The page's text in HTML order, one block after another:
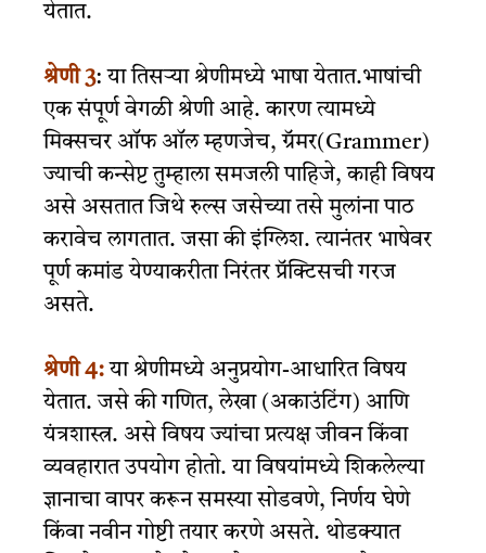
येतात.
श्रेणी 3: या तिसऱ्या श्रेणीमध्ये भाषा येतात.भाषांची
एक संपूर्ण वेगळी श्रेणी आहे. कारण त्यामध्ये
मिक्सचर ऑफ ऑल म्हणजेच, ग्रॅमर(Grammer)
ज्याची कन्सेप्ट तुम्हाला समजली पाहिजे, काही विषय
असे असतात जिथे रुल्स जसेच्या तसे मुलांना पाठ
करावेच लागतात. जसा की इंग्लिश. त्यानंतर भाषेवर
पूर्ण कमांड येण्याकरीता निरंतर प्रॅक्टिसची गरज
असते.
श्रेणी 4:या श्रेणीमध्ये अनुप्रयोग-आधारित विषय
येतात. जसे की गणित, लेखा (अकाउंटिंग) आणि
यंत्रशास्त्र. असे विषय ज्यांचा प्रत्यक्ष जीवन किंवा
व्यवहारात उपयोग होतो. या विषयांमध्ये शिकलेल्या
ज्ञानाचा वापर करून समस्या सोडवणे, निर्णय घेणे
किंवा नवीन गोष्टी तयार करणे असते. थोडक्यात